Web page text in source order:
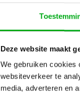
Deze website maakt
We gebruiken cookies
websiteverkeer te
media, adverteren en